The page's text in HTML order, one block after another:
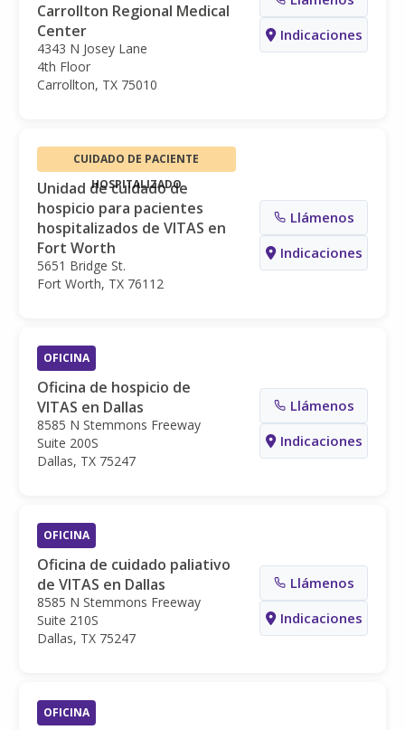
Carrollton Regional Medical
Center
4343 N Josey Lane
4th Floor
Carrollton, TX 75010
Indicaciones
CUIDADO DE PACIENTE
HOSPITALIZADO
Unidad de cuidado de
hospicio para pacientes
hospitalizados de VITAS en
Fort Worth
5651 Bridge St.
Fort Worth, TX 76112
Llámenos
Indicaciones
OFICINA
Oficina de hospicio de
VITAS en Dallas
8585 N Stemmons Freeway
Suite 200S
Dallas, TX 75247
Llámenos
Indicaciones
OFICINA
Oficina de cuidado paliativo
de VITAS en Dallas
8585 N Stemmons Freeway
Suite 210S
Dallas, TX 75247
Llámenos
Indicaciones
OFICINA